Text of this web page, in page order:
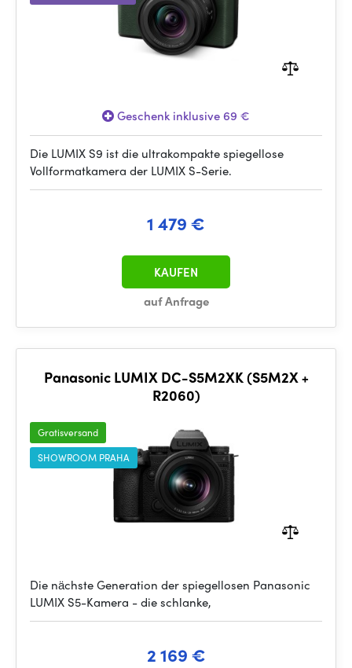
Geschenk inklusive 69 €
Die LUMIX S9 ist die ultrakompakte spiegellose
Vollformatkamera der LUMIX S-Serie.
1 479 €
auf Anfrage
KAUFEN
Panasonic LUMIX DC-S5M2XK (S5M2X +
R2060)
Gratisversand
SHOWROOM PRAHA
Die nächste Generation der spiegellosen Panasonic
LUMIX S5-Kamera - die schlanke,
2 169 €